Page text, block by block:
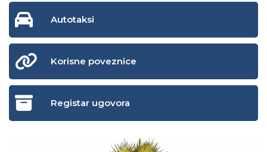
Autotaksi
Korisne poveznice
Registar ugovora